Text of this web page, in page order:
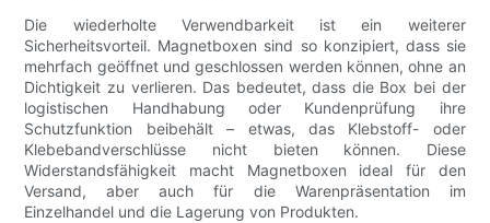
Die wiederholte Verwendbarkeit ist ein weiterer
Sicherheitsvorteil. Magnetboxen sind so konzipiert, dass sie
mehrfach geöffnet und geschlossen werden können, ohne an
Dichtigkeit zu verlieren. Das bedeutet, dass die Box bei der
logistischen Handhabung oder Kundenprüfung ihre
Schutzfunktion beibehält – etwas, das Klebstoff- oder
Klebebandverschlüsse nicht bieten können. Diese
Widerstandsfähigkeit macht Magnetboxen ideal für den
Versand, aber auch für die Warenpräsentation im
Einzelhandel und die Lagerung von Produkten.